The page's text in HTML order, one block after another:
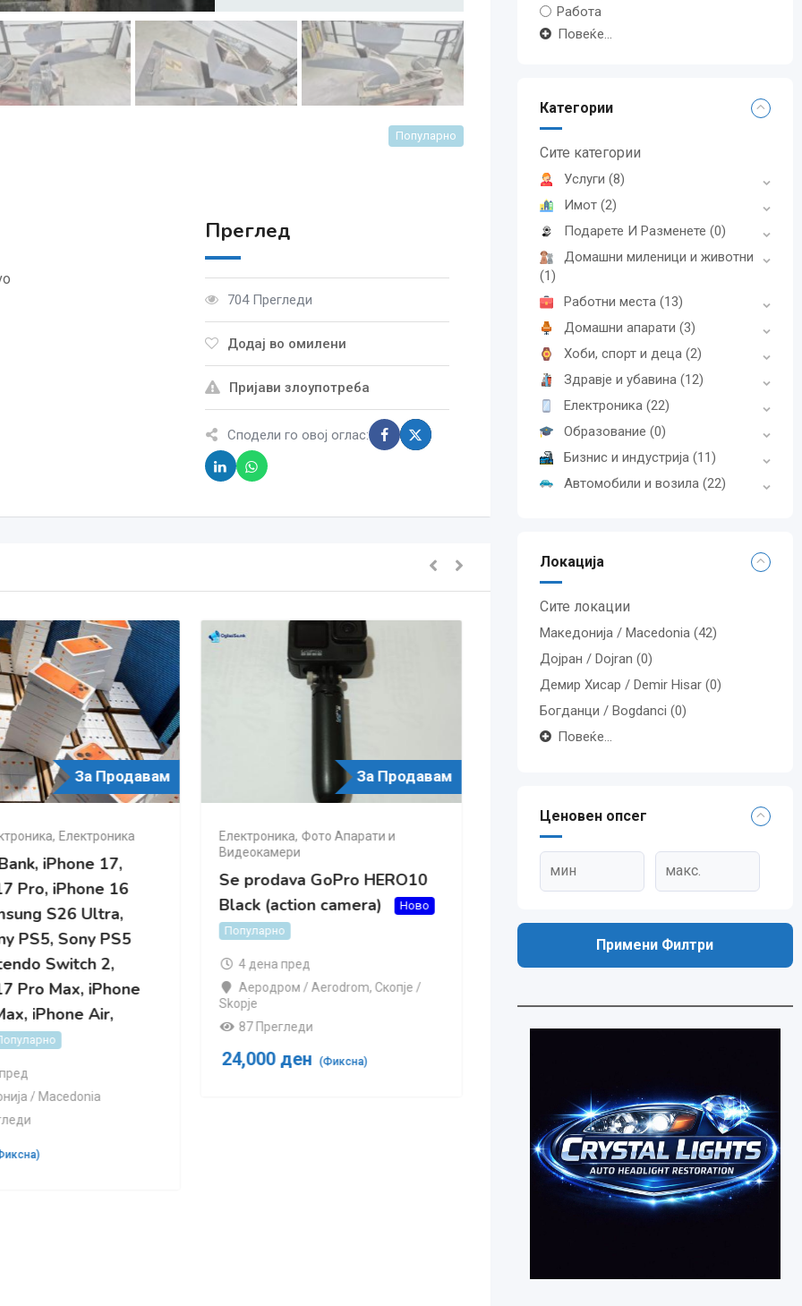
Популарно
Преглед
704 Прегледи
Додај во омилени
Пријави злоупотреба
Сподели го овој оглас:
За Продавам
, Фото Апарати и
GoPro HERO10
(action camera)
пред
/ Aerodrom,Скопjе /
За Продавам
Автомобили и возила, Мотоцикли и
скутери
Yamaha xt 660z Tenere
Ново Популарно
5 дена пред
Струмица / Strumica
5,500€
Здравје и убавина
здравје и убавина
KOMPLET – ČAj i KAPKI za
prostatata
Skopje
110 Прегледи
Работа
Повеќе...
Категории
Сите категории
Услуги (8)
Имот (2)
Подарете И Разменете (0)
Домашни миленици и животни
(1)
Работни места (13)
Домашни апарати (3)
Хоби, спорт и деца (2)
Здравје и убавина (12)
Електроника (22)
Образование (0)
Бизнис и индустрија (11)
Автомобили и возила (22)
Локација
Сите локации
Македонија / Macedonia (42)
Дојран / Dojran (0)
Демир Хисар / Demir Hisar (0)
Богданци / Bogdanci (0)
Повеќе...
Ценовен опсег
Примени Филтри